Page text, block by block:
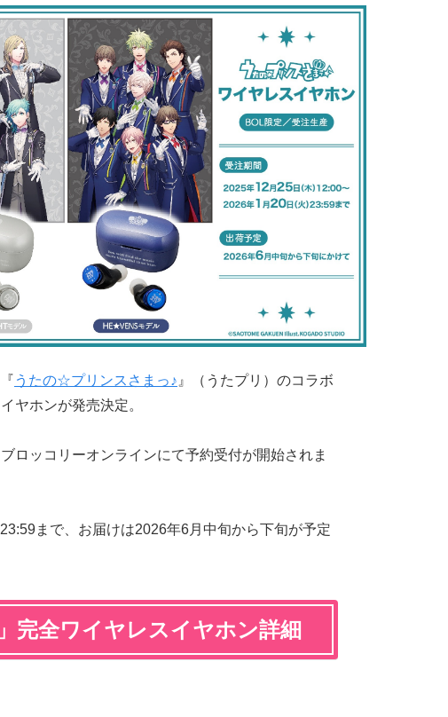
うたの☆プリンスさまっ♪ 』（うたプリ）のコラボ
ヤホンが発売決定。
ロッコリーオンラインにて予約受付が開始されま
まで、お届けは2026年6月中旬から下旬が予定
完全ワイヤレスイヤホン詳細